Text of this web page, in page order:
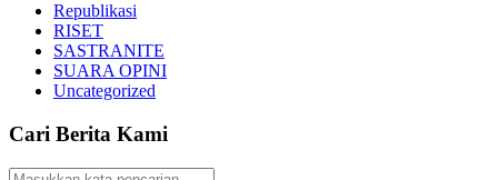
Republikasi
RISET
SASTRANITE
SUARA OPINI
Uncategorized
Cari Berita Kami